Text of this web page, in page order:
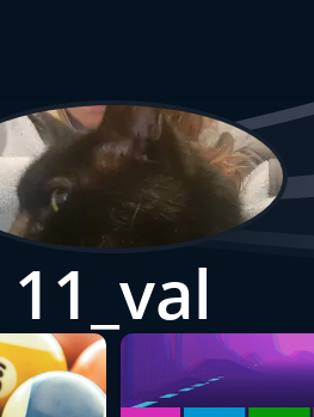
11_val